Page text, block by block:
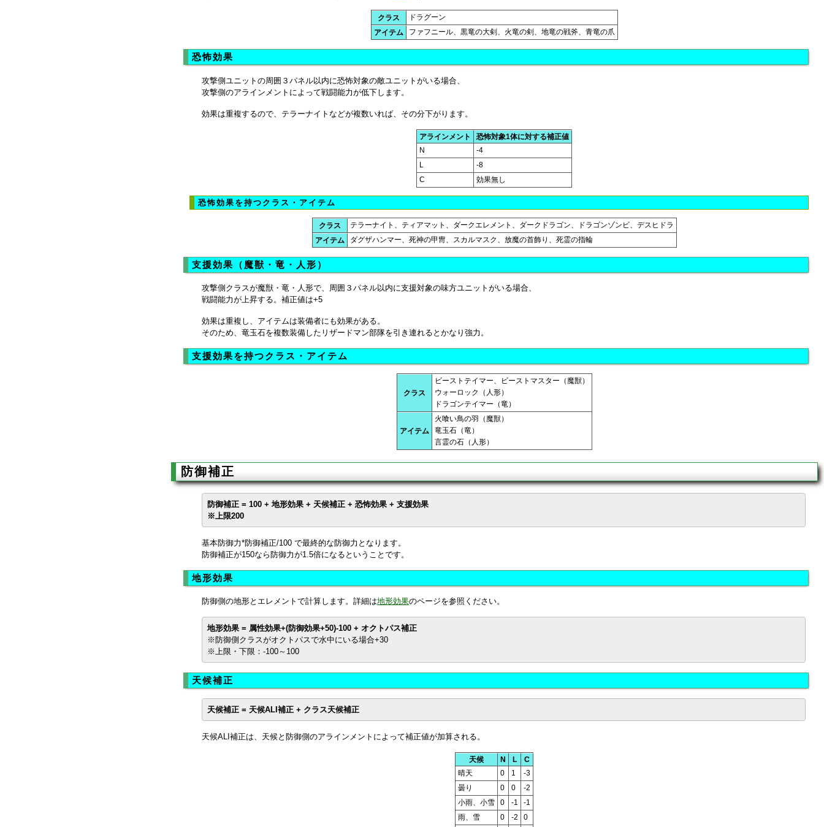
クラス
ドラグーン
アイテム
ファフニール、黒竜の大剣、火竜の剣、地竜の戦斧、青竜の爪
恐怖効果
攻撃側ユニットの周囲３パネル以内に恐怖対象の敵ユニットがいる場合、
攻撃側のアラインメントによって戦闘能力が低下します。
効果は重複するので、テラーナイトなどが複数いれば、その分下がります。
アラインメント
恐怖対象1体に対する補正値
N
-4
L
-8
C
効果無し
恐怖効果を持つクラス・アイテム
クラス
テラーナイト、ティアマット、ダークエレメント、ダークドラゴン、ドラゴンゾンビ、デスヒドラ
アイテム
ダグザハンマー、死神の甲冑、スカルマスク、放魔の首飾り、死霊の指輪
支援効果（魔獣・竜・人形）
攻撃側クラスが魔獣・竜・人形で、周囲３パネル以内に支援対象の味方ユニットがいる場合、
戦闘能力が上昇する。補正値は+5
効果は重複し、アイテムは装備者にも効果がある。
そのため、竜玉石を複数装備したリザードマン部隊を引き連れるとかなり強力。
支援効果を持つクラス・アイテム
クラス
ビーストテイマー、ビーストマスター（魔獣）
ウォーロック（人形）
ドラゴンテイマー（竜）
アイテム
火喰い鳥の羽（魔獣）
竜玉石（竜）
言霊の石（人形）
防御補正
防御補正 = 100 + 地形効果 + 天候補正 + 恐怖効果 + 支援効果
※上限200
基本防御力*防御補正/100 で最終的な防御力となります。
防御補正が150なら防御力が1.5倍になるということです。
地形効果
防御側の地形とエレメントで計算します。詳細は地形効果のページを参照ください。
地形効果 = 属性効果+(防御効果+50)-100 + オクトパス補正
※防御側クラスがオクトパスで水中にいる場合+30
※上限・下限：-100～100
天候補正
天候補正 = 天候ALI補正 + クラス天候補正
天候ALI補正は、天候と防御側のアラインメントによって補正値が加算される。
天候 N L
C
晴天
0 1
-3
曇り
0 0
-2
小雨、小雪
0 -1
-1
雨、雪
0 -2 0